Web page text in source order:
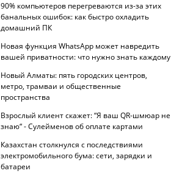
90% компьютеров перегреваются из-за этих
банальных ошибок: как быстро охладить
домашний ПК
Новая функция WhatsApp может навредить
вашей приватности: что нужно знать каждому
Новый Алматы: пять городских центров,
метро, трамваи и общественные
пространства
Взрослый клиент скажет: “Я ваш QR-шмюар не
знаю“ - Сулейменов об оплате картами
Казахстан столкнулся с последствиями
электромобильного бума: сети, зарядки и
батареи